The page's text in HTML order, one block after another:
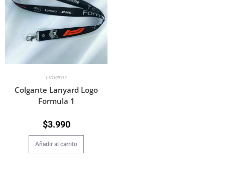
Llaveros
Colgante Lanyard Logo
Formula 1
$3.990
Añadir al carrito